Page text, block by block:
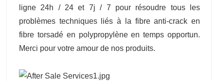
ligne 24h / 24 et 7j / 7 pour résoudre tous les
problèmes techniques liés à la fibre anti-crack en
fibre torsadé en polypropylène en temps opportun.
Merci pour votre amour de nos produits.